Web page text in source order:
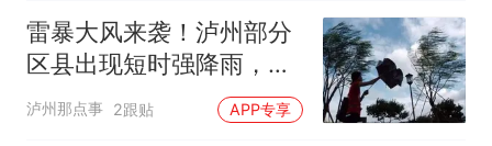
雷暴大风来袭！泸州部分
区县出现短时强降雨，今
天下午还有雷阵雨
泸州那点事 2跟贴 APP专享